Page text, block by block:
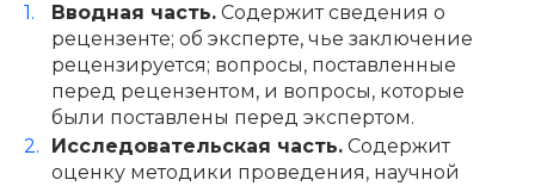
Вводная часть.Содержит сведения о
рецензенте; об эксперте, чье заключение
рецензируется; вопросы, поставленные
перед рецензентом, и вопросы, которые
были поставлены перед экспертом.
Исследовательская часть.Содержит
оценку методики проведения, научной